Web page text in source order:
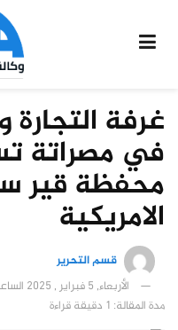
غرفة التجارة
في مصراتة
محفظة قير
الامريكية
قسم التحرير
الأربعاء, 5 فبراير , 2025 الساعة 8:58 صباحًا (مكة المكرمة)
مدة المقالة: 1 دقيقة قراءة